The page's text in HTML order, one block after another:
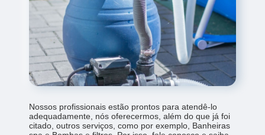
Nossos profissionais estão prontos para atendê-lo
adequadamente, nós oferecermos, além do que já foi
citado, outros serviços, como por exemplo, Banheiras